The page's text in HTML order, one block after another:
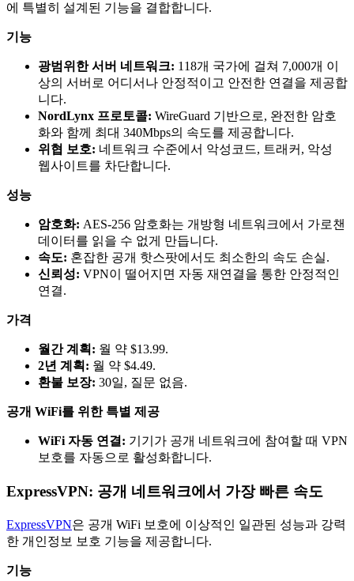
에 특별히 설계된 기능을 결합합니다.
기능
광범위한 서버 네트워크: 118개 국가에 걸쳐 7,000개 이
상의 서버로 어디서나 안정적이고 안전한 연결을 제공합
니다.
NordLynx 프로토콜: WireGuard 기반으로, 완전한 암호
화와 함께 최대 340Mbps의 속도를 제공합니다.
위협 보호: 네트워크 수준에서 악성코드, 트래커, 악성
웹사이트를 차단합니다.
성능
암호화: AES-256 암호화는 개방형 네트워크에서 가로챈
데이터를 읽을 수 없게 만듭니다.
속도: 혼잡한 공개 핫스팟에서도 최소한의 속도 손실.
신뢰성: VPN이 떨어지면 자동 재연결을 통한 안정적인
연결.
가격
월간 계획: 월 약 $13.99.
2년 계획: 월 약 $4.49.
환불 보장: 30일, 질문 없음.
공개 WiFi를 위한 특별 제공
WiFi 자동 연결: 기기가 공개 네트워크에 참여할 때 VPN
보호를 자동으로 활성화합니다.
ExpressVPN: 공개 네트워크에서 가장 빠른 속도
ExpressVPN은 공개 WiFi 보호에 이상적인 일관된 성능과 강력
한 개인정보 보호 기능을 제공합니다.
기능